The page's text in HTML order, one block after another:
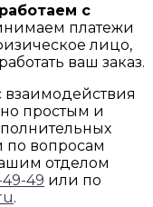
с
платежи
лицо,
ваш заказ.
простым и
по вопросам
отделом
49 или по
.